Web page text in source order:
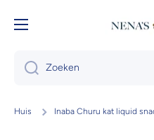
Doorgaan naar artikel
Zoeken
Huis Inaba Churu kat liquid